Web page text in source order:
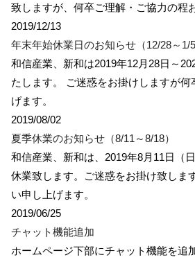
致しますが、何卒ご理解・ご協力の程
2019/12/13
年末年始休業日のお知らせ（12/28～1/5
和信産業、新和は2019年12月28日～
たします。 ご迷惑をお掛けしますが何
げます。
2019/08/02
夏季休業のお知らせ（8/11～8/18）
和信産業、新和は、2019年8月11日（
休業致します。ご迷惑をお掛け致しま
い申し上げます。
2019/06/25
チャット機能追加
ホームページ下部にチャット機能を追